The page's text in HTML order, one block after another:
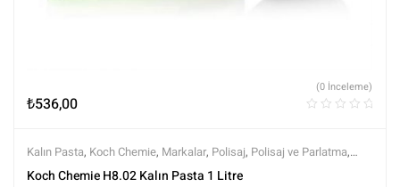
₺536,00
(0 İnceleme)
Kalın Pasta, Koch Chemie, Markalar, Polisaj, Polisaj ve Parlatma,
Tüm Ürünler,Tüm Ürünler
Koch Chemie H8.02 Kalın Pasta 1 Litre